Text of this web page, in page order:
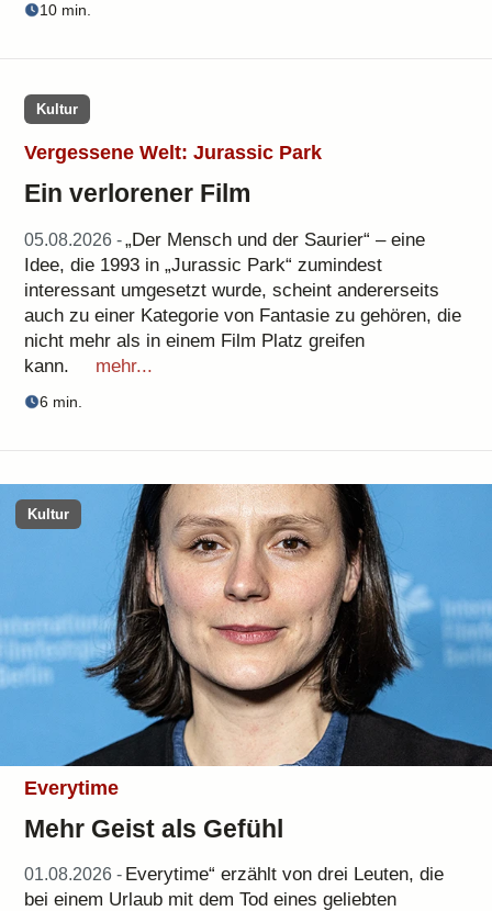
10 min.
Kultur
Vergessene Welt: Jurassic Park
Ein verlorener Film
05.08.2026 -„Der Mensch und der Saurier“ – eine
Idee, die 1993 in „Jurassic Park“ zumindest
interessant umgesetzt wurde, scheint andererseits
auch zu einer Kategorie von Fantasie zu gehören, die
nicht mehr als in einem Film Platz greifen
kann.
mehr...
6 min.
Kultur
Everytime
Mehr Geist als Gefühl
01.08.2026 - Everytime“ erzählt von drei Leuten, die
bei einem Urlaub mit dem Tod eines geliebten